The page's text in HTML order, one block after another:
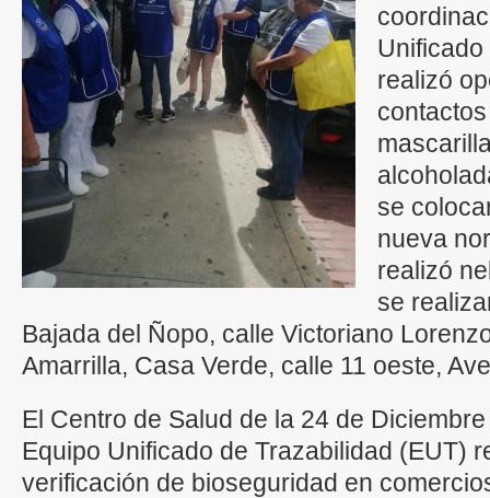
realizó
se
nueva
realizó
se
Bajada del Ñopo, calle Victoriano
Amarrilla, Casa Verde, calle 11 oeste,
El Centro de Salud de la 24 de
Equipo Unificado de Trazabilidad (EUT)
verificación de bioseguridad en